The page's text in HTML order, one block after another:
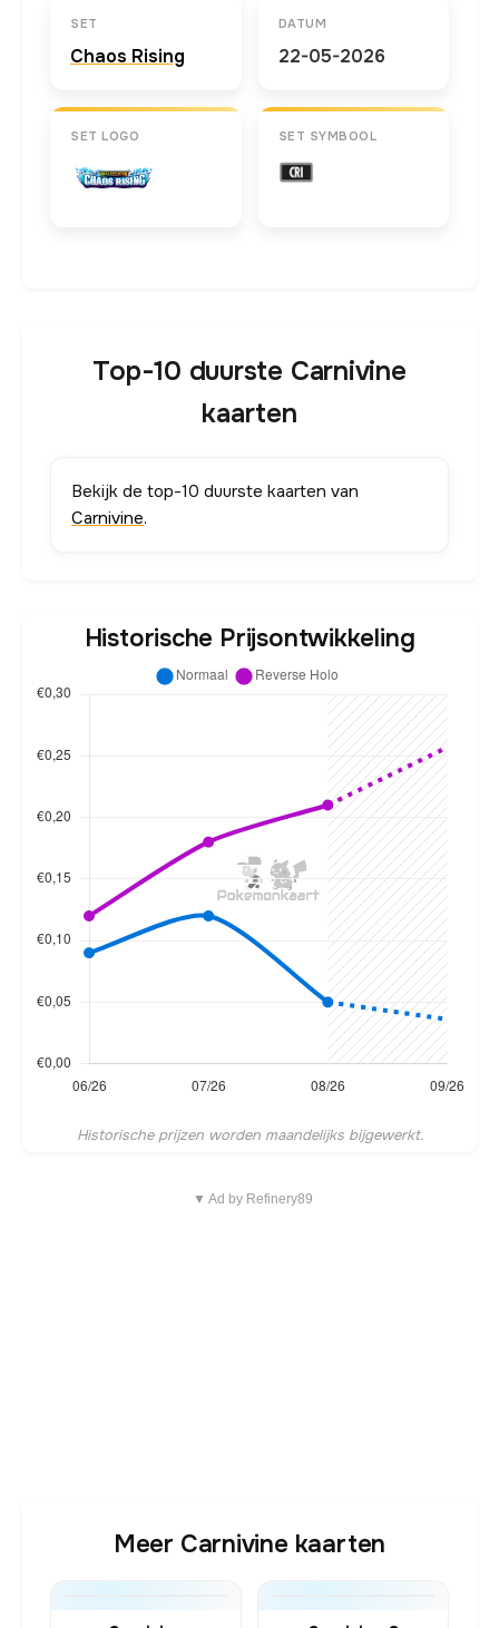
SET
Chaos Rising
DATUM
22-05-2026
SET LOGO SET SYMBOOL
Top-10 duurste Carnivine
kaarten
Bekijk de top-10 duurste kaarten van
Carnivine.
Historische Prijsontwikkeling
Historische prijzen worden maandelijks bijgewerkt.
▼ Ad by Refinery89
Meer Carnivine kaarten